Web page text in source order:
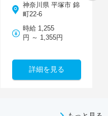
神奈川県 平塚市 錦
町22-6
時給 1,255
円 ～ 1,355円
詳細を見る